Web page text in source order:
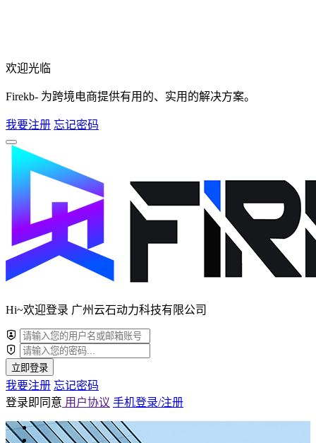
欢迎光临
Firekb- 为跨境电商提供有用的、实用的解决方案。
我要注册 忘记密码
Hi~欢迎登录 广州云石动力科技有限公司
立即登录
我要注册 忘记密码
登录即同意 用户协议 手机登录/注册